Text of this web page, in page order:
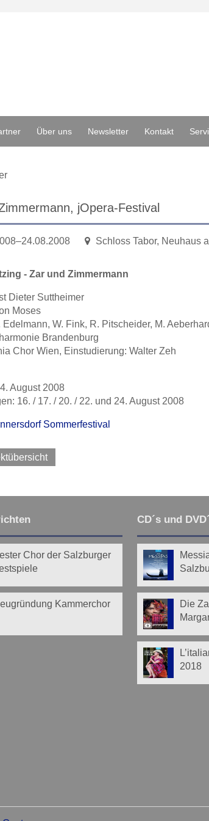
Über uns Newsletter Kontakt
jOpera-Festival
Schloss Tabor, Neuhaus
- Zar und Zimmermann
Dieter Suttheimer
Moses
Edelmann, W. Fink, R. Pitscheider, M.
Brandenburg
Chor Wien, Einstudierung: Walter Zeh
August 2008
16. / 17. / 20. / 22. und 24. August 2008
Sommerfestival
Chor der Salzburger
Kammerchor
CD´s und
Die
2018